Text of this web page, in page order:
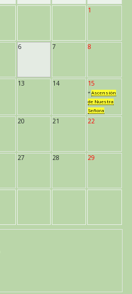
1
6 7 8
13 14 15
* Ascensión
de Nuestra
Señora
20 21 22
27 28 29